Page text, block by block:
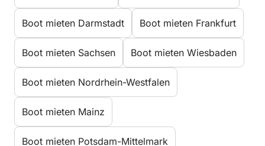
Boot mieten Darmstadt Boot mieten Frankfurt
Boot mieten Sachsen Boot mieten Wiesbaden
Boot mieten Nordrhein-Westfalen
Boot mieten Mainz
Boot mieten Potsdam-Mittelmark